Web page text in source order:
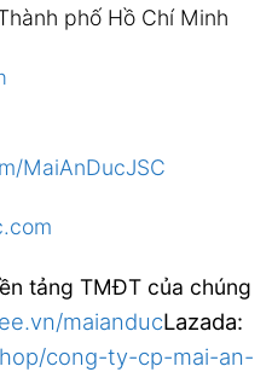
phố Hồ Chí Minh
MaiAnDucJSC
tảng TMĐT của chúng
maianducLazada:
cong-ty-cp-mai-an-